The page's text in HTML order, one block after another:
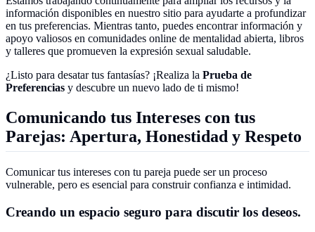
información disponibles en nuestro sitio para ayudarte a profundizar
en tus preferencias. Mientras tanto, puedes encontrar información y
apoyo valiosos en comunidades online de mentalidad abierta, libros
y talleres que promueven la expresión sexual saludable.
¿Listo para desatar tus fantasías? ¡Realiza la Prueba de
Preferencias y descubre un nuevo lado de ti mismo!
Comunicando tus Intereses con tus
Parejas: Apertura, Honestidad y Respeto
Comunicar tus intereses con tu pareja puede ser un proceso
vulnerable, pero es esencial para construir confianza e intimidad.
Creando un espacio seguro para discutir los deseos.